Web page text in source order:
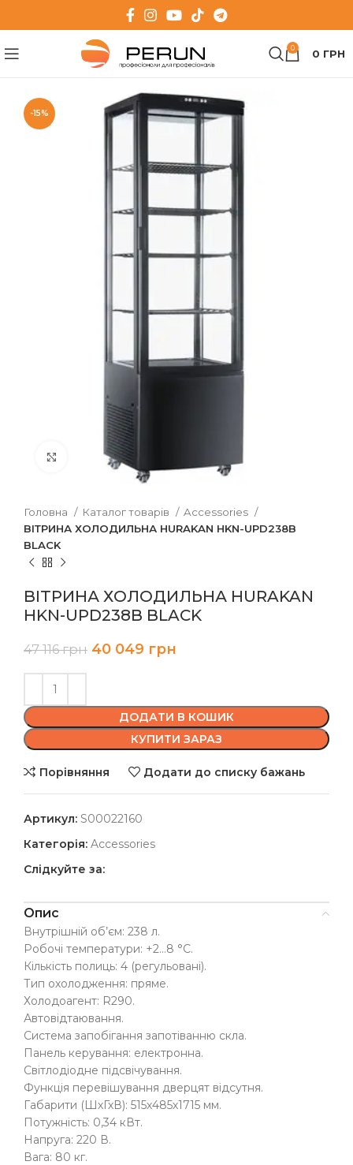
0 0 ГРН
-15%
Клацніть, щоб збільшити
Головна Каталог товарів
Accessories
ВІТРИНА ХОЛОДИЛЬНА HURAKAN HKN-UPD238B
BLACK
ВІТРИНА ХОЛОДИЛЬНА HURAKAN
HKN-UPD238B BLACK
47 116грн 40 049 грн
ДОДАТИ В КОШИК
КУПИТИ ЗАРАЗ
Порівняння Додати до списку бажань
Артикул: S00022160
Категорія: Accessories
Слідкуйте за:
Опис
Внутрішній об’єм: 238 л.
Робочі температури: +2…8 °C.
Кількість полиць: 4 (регульовані).
Тип охолодження: пряме.
Холодоагент: R290.
Автовідтаювання.
Система запобігання запотіванню скла.
Панель керування: електронна.
Світлодіодне підсвічування.
Функція перевішування дверцят відсутня.
Габарити (ШхГхВ): 515х485х1715 мм.
Потужність: 0,34 кВт.
Напруга: 220 В.
Вага: 80 кг.